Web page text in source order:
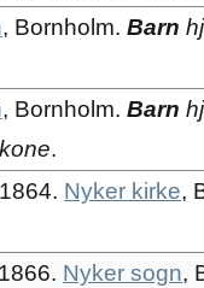
, Bornholm. Barn
, Bornholm. Barn
.
Nyker kirke,
Nyker sogn,